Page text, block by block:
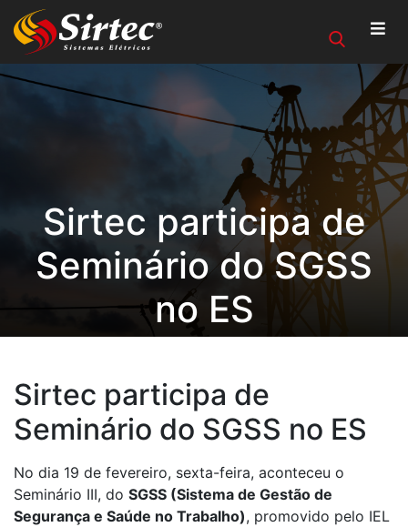
Sirtec participa de
Seminário do SGSS
no ES
Sirtec participa de
Seminário do SGSS no ES
No dia 19 de fevereiro, sexta-feira, aconteceu o
Seminário III, do SGSS (Sistema de Gestão de
Segurança e Saúde no Trabalho), promovido pelo IEL